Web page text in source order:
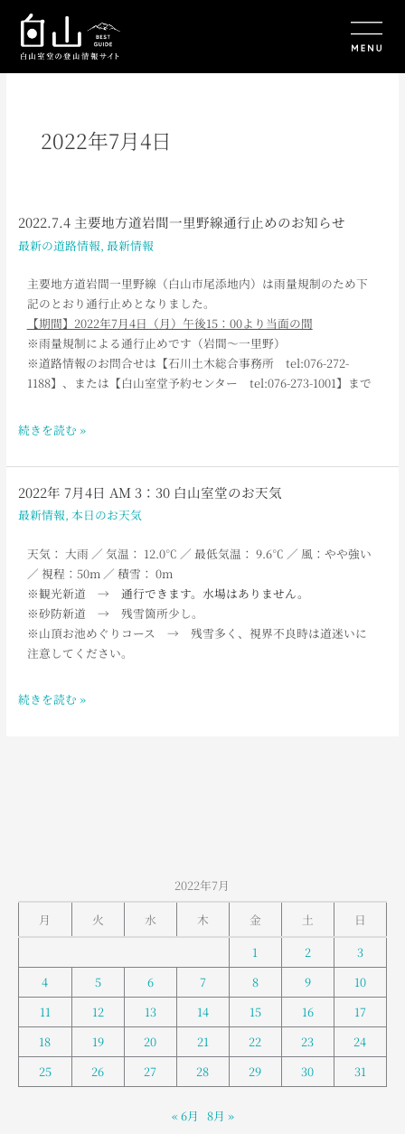
2022年7月4日
2022.7.4 主要地方道岩間一里野線通行止めのお知らせ
最新の道路情報, 最新情報
主要地方道岩間一里野線（白山市尾添地内）は雨量規制のため下
記のとおり通行止めとなりました。
【期間】2022年7月4日（月）午後15：00より当面の間
※雨量規制による通行止めです（岩間～一里野）
※道路情報のお問合せは【石川土木総合事務所 tel:076-272-
1188】、または【白山室堂予約センター tel:076-273-1001】まで
2022.7.4
主
地
方
一
野
止
め
お
知
続きを読む »
2022年 7月4日 AM 3：30 白山室堂のお天気
最新情報, 本日のお天気
天気： 大雨 ／ 気温： 12.0℃ ／ 最低気温： 9.6℃ ／ 風：やや強い
／ 視程：50m ／ 積雪： 0m
※観光新道 → 通行できます。水場はありません。
※砂防新道 → 残雪箇所少し。
※山頂お池めぐりコース → 残雪多く、視界不良時は道迷いに
注意してください。
2022
年
月
AM
3：
30
山
続きを読む »
2022年7月
月
火 水 木 金 土
日
1
2
3
4
5 6 7 8 9
10
11
12 13 14 15 16
17
18
19 20 21 22 23
24
25
26 27 28 29 30 31
« 6月 8月 »